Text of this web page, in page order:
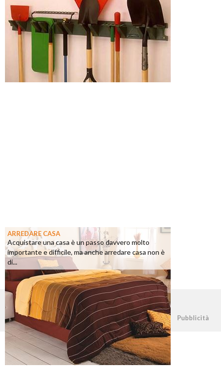
ARREDARE CASA
Acquistare una casa è un passo davvero molto
importante e difficile, ma anche arredare casa non è
di...
©2026 - casapratica.net - p.iva 03338800984 Pubblicità